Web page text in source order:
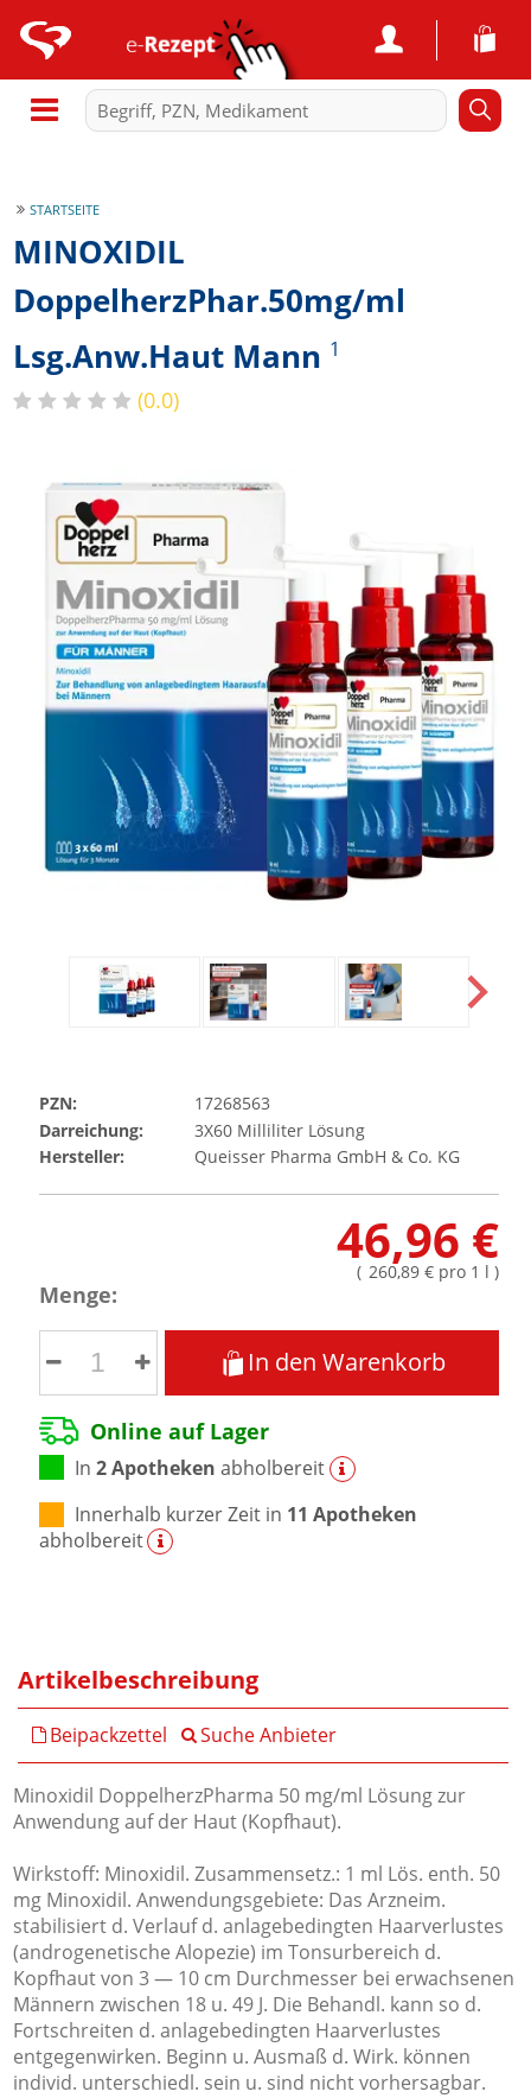
STARTSEITE
MINOXIDIL
DoppelherzPhar.50mg/ml
Lsg.Anw.Haut Mann 1
(0.0)
PZN:
17268563
Darreichung:
3X60 Milliliter Lösung
Hersteller:
Queisser Pharma GmbH & Co. KG
46,96 €
( 260,89 € pro 1 l)
Menge:
In den Warenkorb
Online auf Lager
In2 Apotheken abholbereit
Innerhalb kurzer Zeit in 11 Apotheken
abholbereit
Artikelbeschreibung
Beipackzettel Suche Anbieter
Minoxidil DoppelherzPharma 50 mg/ml Lösung zur
Anwendung auf der Haut (Kopfhaut).
Wirkstoff: Minoxidil. Zusammensetz.: 1 ml Lös. enth. 50
mg Minoxidil. Anwendungsgebiete: Das Arzneim.
stabilisiert d. Verlauf d. anlagebedingten Haarverlustes
(androgenetische Alopezie) im Tonsurbereich d.
Kopfhaut von 3 — 10 cm Durchmesser bei erwachsenen
Männern zwischen 18 u. 49 J. Die Behandl. kann so d.
Fortschreiten d. anlagebedingten Haarverlustes
entgegenwirken. Beginn u. Ausmaß d. Wirk. können
individ. unterschiedl. sein u. sind nicht vorhersagbar.